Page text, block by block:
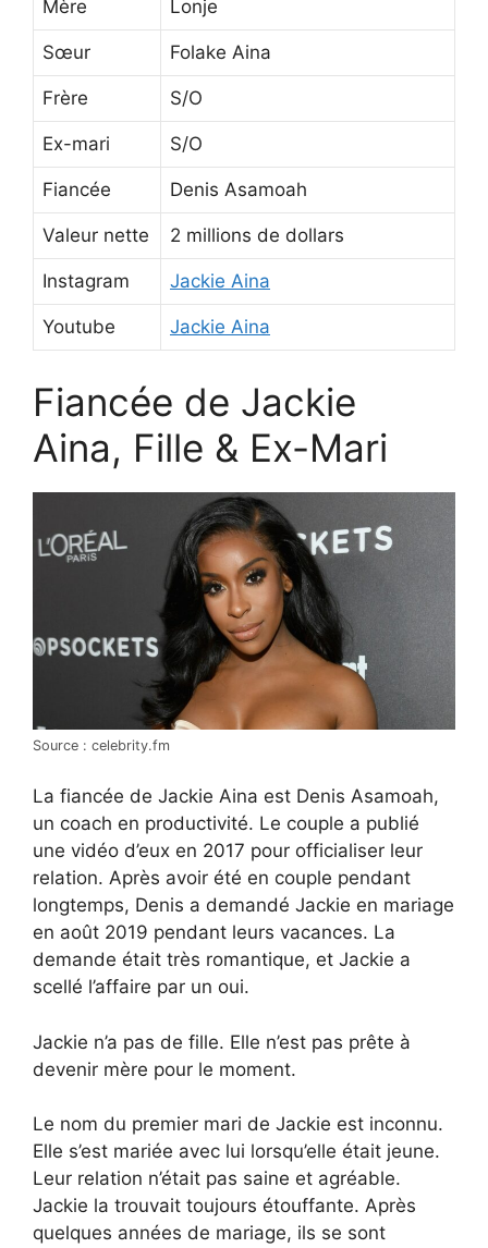
Mère Lonje
Sœur Folake Aina
Frère S/O
Ex-mari S/O
Fiancée Denis Asamoah
Valeur nette 2 millions de dollars
Instagram Jackie Aina
Youtube Jackie Aina
Fiancée de Jackie
Aina, Fille & Ex-Mari
Source : celebrity.fm
La fiancée de Jackie Aina est Denis Asamoah,
un coach en productivité. Le couple a publié
une vidéo d’eux en 2017 pour officialiser leur
relation. Après avoir été en couple pendant
longtemps, Denis a demandé Jackie en mariage
en août 2019 pendant leurs vacances. La
demande était très romantique, et Jackie a
scellé l’affaire par un oui.
Jackie n’a pas de fille. Elle n’est pas prête à
devenir mère pour le moment.
Le nom du premier mari de Jackie est inconnu.
Elle s’est mariée avec lui lorsqu’elle était jeune.
Leur relation n’était pas saine et agréable.
Jackie la trouvait toujours étouffante. Après
quelques années de mariage, ils se sont